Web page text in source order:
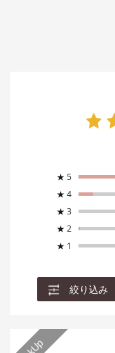
★ 5
★ 4
★ 3
★ 2
★ 1
絞り込み